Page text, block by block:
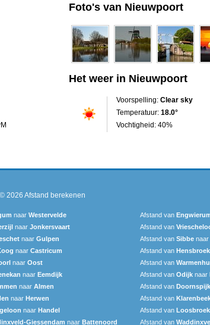
Foto's van Nieuwpoort
Het weer in Nieuwpoort
Voorspelling: Clear sky
Temperatuur: 18.0°
Vochtigheid: 40%
© 2026 Afstand berekenen
naar Westervelde Afstand van
naar Jonkersvaart Afstand van
naar Gulpen Afstand van Sibbe naar
naar Castricum Afstand van Hensbroek
naar Oost Afstand van
naar Eemdijk Afstand van Odijk naar
naar Almen Afstand van Doornspijk
naar Herwen Afstand van
naar Handel Afstand van Loosbroek
Giessendam naar Battenoord Afstand van